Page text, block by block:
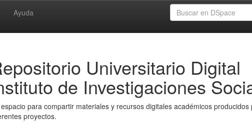
Ayuda
Universitario Digital
de Investigaciones
para compartir materiales y recursos digitales académicos
proyectos.